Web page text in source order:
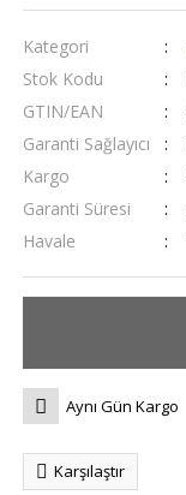
Kategori
Stok Kodu
GTIN/EAN
Garanti Sağlayıcı
Kargo
Garanti Süresi
Havale
Aynı Gün Kargo
Karşılaştır